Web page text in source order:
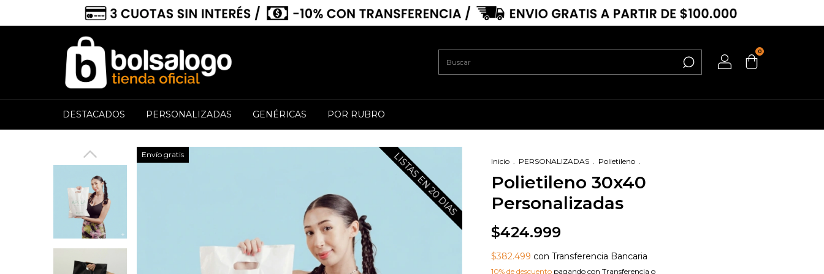
0
DESTACADOS PERSONALIZADAS GENÉRICAS POR RUBRO
Envío gratis LISTAS EN 20 DIAS Inicio PERSONALIZADAS Polietileno
Polietileno 30x40
Personalizadas
$424.999
$382.499 con Transferencia Bancaria
10% de descuentopagando con Transferencia o